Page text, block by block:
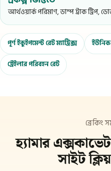
আর্থওয়ার্ক পরিমাণ, ডাম্প ট্রাক ট্রিপ,
পূর্ণ ইকুইপমেন্ট রেট ম্যাট্রিক্স ইউনিক
ট্রেইলার পরিবহন রেট
ব্রেকিং
হ্যামার
সাইট